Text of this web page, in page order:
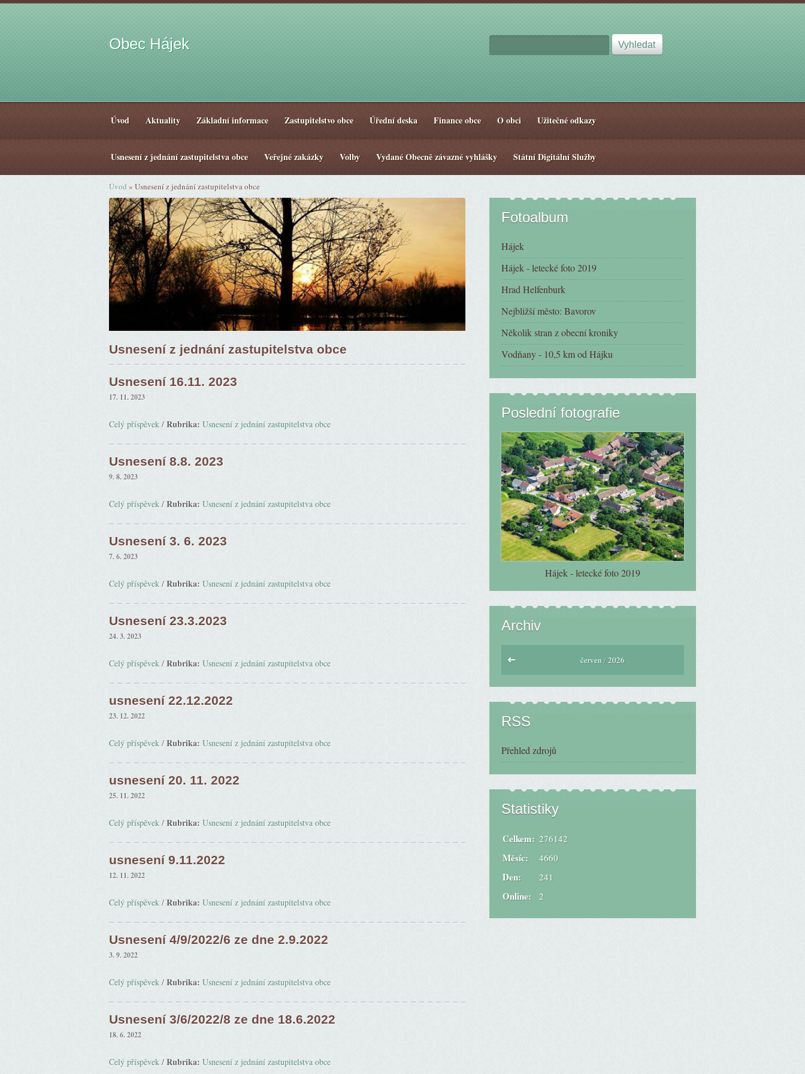
Obec Hájek
Úvod Aktuality Základní informace Zastupitelstvo obce Úřední deska Finance obce O obci Užitečné odkazy
Usnesení z jednání zastupitelstva obce Veřejné zakázky Volby Vydané Obecně závazné vyhlášky Státní Digitální Služby
Úvod » Usnesení z jednání zastupitelstva obce
Usnesení z jednání zastupitelstva obce
Usnesení 16.11. 2023
17. 11. 2023
Celý příspěvek / Rubrika: Usnesení z jednání zastupitelstva obce
Usnesení 8.8. 2023
9. 8. 2023
Celý příspěvek / Rubrika: Usnesení z jednání zastupitelstva obce
Usnesení 3. 6. 2023
7. 6. 2023
Celý příspěvek / Rubrika: Usnesení z jednání zastupitelstva obce
Usnesení 23.3.2023
24. 3. 2023
Celý příspěvek / Rubrika: Usnesení z jednání zastupitelstva obce
usnesení 22.12.2022
23. 12. 2022
Celý příspěvek / Rubrika: Usnesení z jednání zastupitelstva obce
usnesení 20. 11. 2022
25. 11. 2022
Celý příspěvek / Rubrika: Usnesení z jednání zastupitelstva obce
usnesení 9.11.2022
12. 11. 2022
Celý příspěvek / Rubrika: Usnesení z jednání zastupitelstva obce
Usnesení 4/9/2022/6 ze dne 2.9.2022
3. 9. 2022
Celý příspěvek / Rubrika: Usnesení z jednání zastupitelstva obce
Usnesení 3/6/2022/8 ze dne 18.6.2022
18. 6. 2022
Celý příspěvek / Rubrika: Usnesení z jednání zastupitelstva obce
Fotoalbum
Hájek
Hájek - letecké foto 2019
Hrad Helfenburk
Nejbližší město: Bavorov
Několik stran z obecní kroniky
Vodňany - 10,5 km od Hájku
Poslední fotografie
Hájek - letecké foto 2019
Archiv
červen /2026
RSS
Přehled zdrojů
Statistiky
Online: 2
Celkem: 276142
Měsíc: 4660
Den: 241